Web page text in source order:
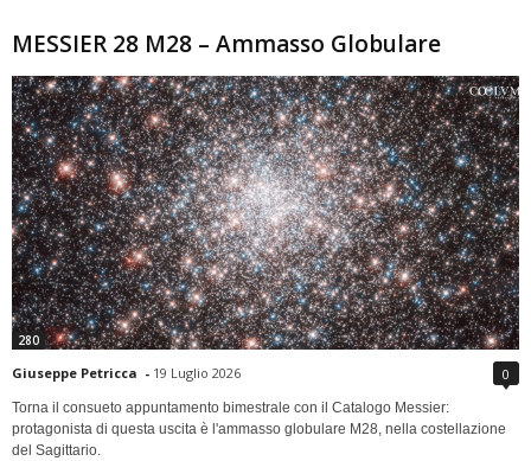
MESSIER 28 M28 – Ammasso Globulare
280
Giuseppe Petricca - 19 Luglio 2026 0
Torna il consueto appuntamento bimestrale con il Catalogo Messier:
protagonista di questa uscita è l'ammasso globulare M28, nella costellazione
del Sagittario.